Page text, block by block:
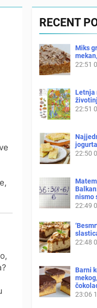
RECENT
Miks
22:51
Letnja
22:51
jogurta
22:50
nismo
22:49
22:48
Barni
23:06